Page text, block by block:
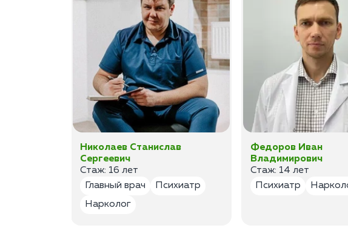
Николаев Станислав
Сергеевич
Стаж: 16 лет
Главный врач
Психиатр
Нарколог
Федоров Иван
Владимирович
Стаж: 14 лет
Психиатр